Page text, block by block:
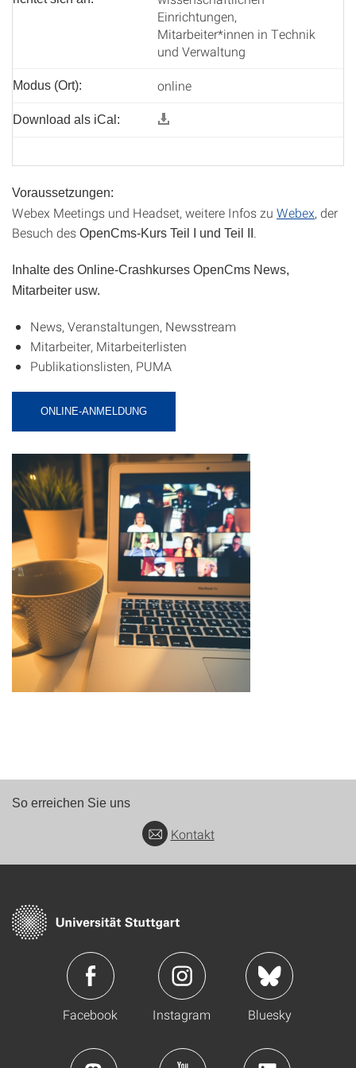
Einrichtungen,
Mitarbeiter*innen in Technik
und Verwaltung
Modus (Ort): online
Download als iCal:
Voraussetzungen:
Webex Meetings und Headset, weitere Infos zu Webex, der
Besuch des OpenCms-Kurs Teil I und Teil II
Inhalte des Online-Crashkurses OpenCms News,
Mitarbeiter usw.
News, Veranstaltungen, Newsstream
Mitarbeiter, Mitarbeiterlisten
Publikationslisten, PUMA
ONLINE-ANMELDUNG
So erreichen Sie uns
Kontakt
Facebook Instagram Bluesky